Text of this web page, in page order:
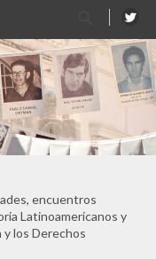
Pesquisar
por:
encuentros
Latinoamericanos y
y los Derechos